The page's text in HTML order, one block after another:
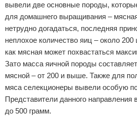
вывели две основные породы,
для домашнего выращивания –
нетрудно догадаться, последняя
неплохое количество яиц – около 200
как мясная может похвастаться
Зато масса яичной породы
мясной – от 200 и выше. Также для
мяса селекционеры вывели особую
Представители данного направления
до 500 грамм.